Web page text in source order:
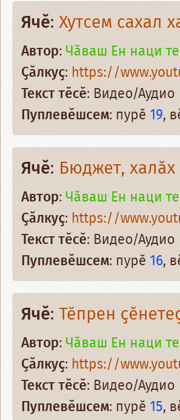
Ячӗ: Хутсем сахал
Автор: Чӑваш Ен наци
Ҫӑлкуҫ: https://
Текст тӗсӗ: Видео/Аудио
Пуплевӗшсем: пурӗ 19,
Ячӗ: Бюджет,
Автор: Чӑваш Ен наци
Ҫӑлкуҫ: https://
Текст тӗсӗ: Видео/Аудио
Пуплевӗшсем: пурӗ 16,
Ячӗ: Тӗпрен
Автор: Чӑваш Ен наци
Ҫӑлкуҫ: https://
Текст тӗсӗ: Видео/Аудио
Пуплевӗшсем: пурӗ 15,